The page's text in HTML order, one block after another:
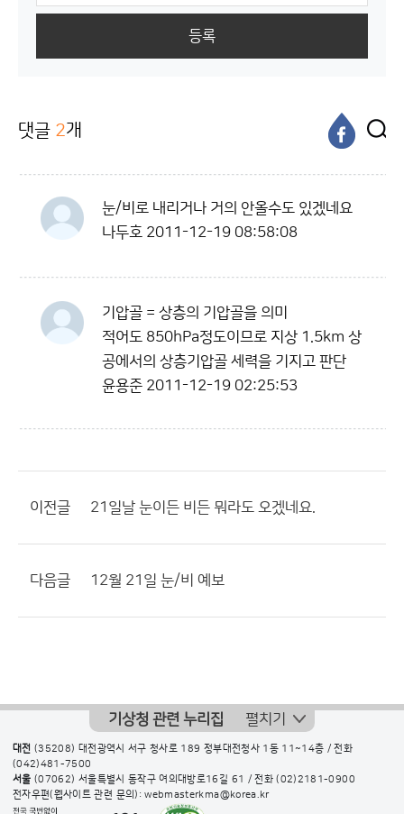
등록
댓글 2개
눈/비로 내리거나 거의 안올수도 있겠네요
나두호 2011-12-19 08:58:08
기압골 = 상층의 기압골을 의미
적어도 850hPa정도이므로 지상 1.5km 상
공에서의 상층기압골 세력을 기지고 판단
윤용준 2011-12-19 02:25:53
이전글 21일날 눈이든 비든 뭐라도 오겠네요.
다음글 12월 21일 눈/비 예보
기상청 관련 누리집 펼치기
대전 (35208) 대전광역시 서구 청사로 189 정부대전청사 1동 11~14층 / 전화
(042)481-7500
서울 (07062) 서울특별시 동작구 여의대방로16길 61 / 전화(02)2181-0900
전자우편(웹사이트 관련 문의): webmasterkma@korea.kr